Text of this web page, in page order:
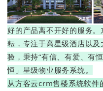
好的产品离不开好的服务。
耘，专注于高星级酒店以
验，秉持“有信、有爱、有
恒」星级物业服务系统。
从方客云crm售楼系统软件